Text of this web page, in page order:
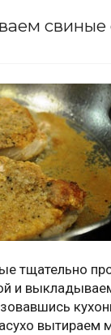
тщательно
и
вытираем